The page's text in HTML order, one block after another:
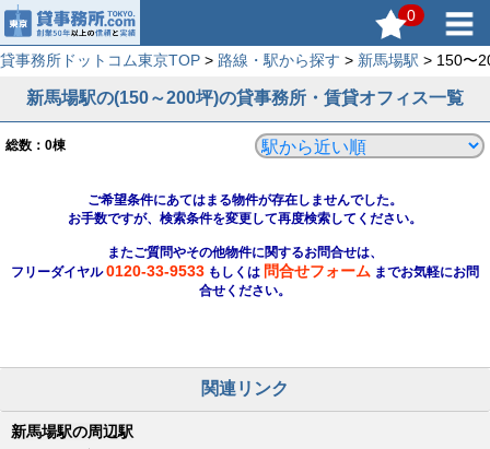
0
貸事務所ドットコム東京TOP > 路線・駅から探す > 新馬場駅 > 150〜
新馬場駅の(150～200坪)の貸事務所・賃貸オフィス一覧
総数： 0棟
ご希望条件にあてはまる物件が存在しませんでした。
お手数ですが、検索条件を変更して再度検索してください。
またご質問やその他物件に関するお問合せは、
フリーダイヤル0120-33-9533 もしくは 問合せフォーム までお気軽にお問
合せください。
関連リンク
新馬場駅の周辺駅